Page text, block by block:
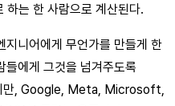
는 한 사람으로 계산된다.
지니어에게 무언가를 만들게 한
들에게 그것을 넘겨주도록
만, Google, Meta, Microsoft,